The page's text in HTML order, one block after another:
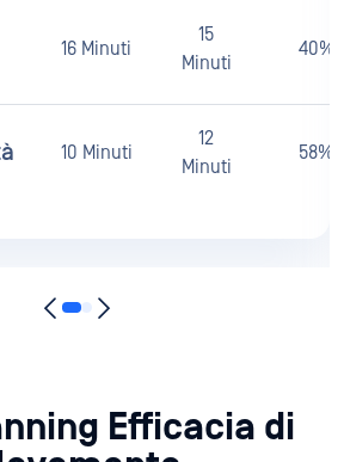
16 Minuti
15
Minuti
40%
10 Minuti
12
Minuti
58%
Efficacia di